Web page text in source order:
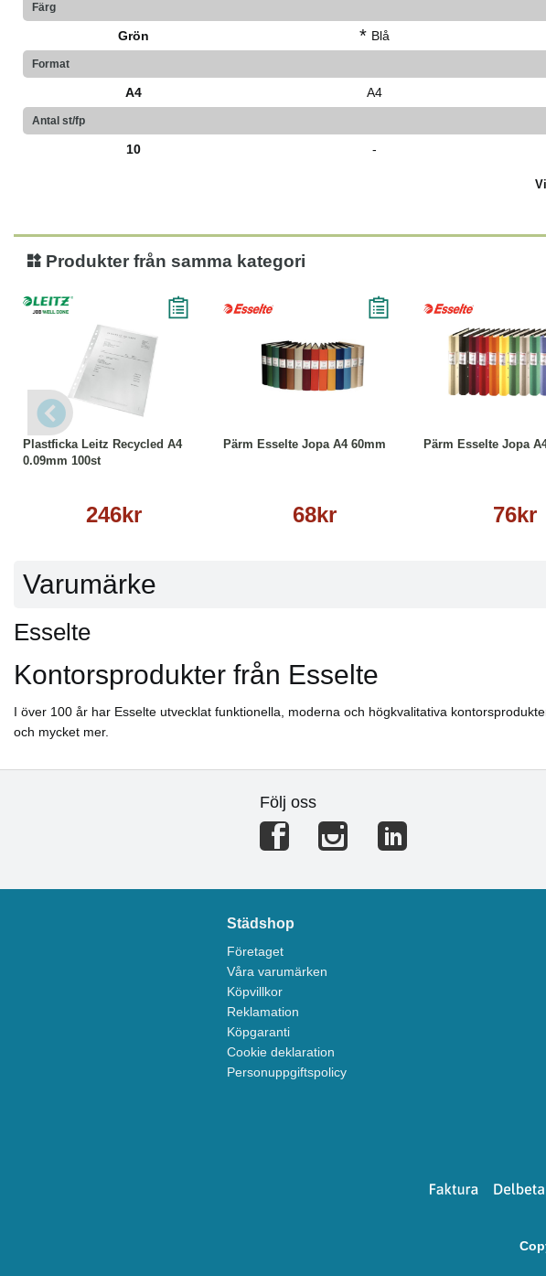
Färg
Grön * Blå
Format
A4 A4
Antal st/fp
10 -
Produkter från samma kategori
Plastficka Leitz Recycled A4
0.09mm 100st
246kr
Köp Läs mer
Pärm Esselte Jopa A4 60mm
68kr
Pärm Esselte Jopa
76kr
Varumärke
Esselte
Kontorsprodukter från Esselte
I över 100 år har Esselte utvecklat funktionella, moderna och högkvalitativa
och mycket mer.
Följ oss
Städshop
Företaget
Våra varumärken
Köpvillkor
Reklamation
Köpgaranti
Cookie deklaration
Personuppgiftspolicy